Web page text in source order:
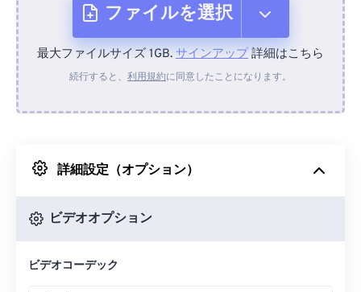
ファイルを選択
デバイスから
Googleドライブから
最大ファイルサイズ 1GB. サインアップ詳細はこちら
続行すると、 利用規約に同意したことになります。
詳細設定（オプション）
ビデオオプション
ビデオコーデック